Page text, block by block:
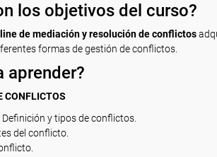
los objetivos del curso?
de mediación y resolución de conflictos
formas de gestión de conflictos.
aprender?
CONFLICTOS
y tipos de conflictos.
del conflicto.